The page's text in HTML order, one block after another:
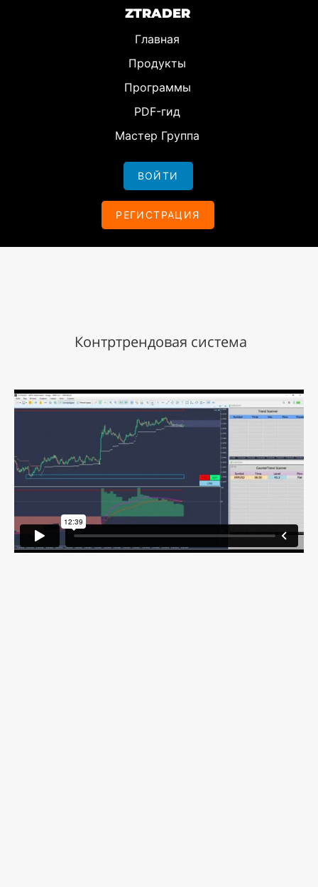
ZTRADER
Главная
Продукты
Программы
PDF-гид
Мастер Группа
ВОЙТИ
РЕГИСТРАЦИЯ
Контртрендовая система